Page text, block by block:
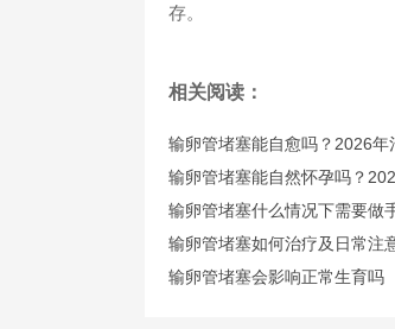
存。
相关阅读：
输卵管堵塞能自愈吗？2026
输卵管堵塞能自然怀孕吗？
输卵管堵塞什么情况下需要做
输卵管堵塞如何治疗及日常注
输卵管堵塞会影响正常生育吗